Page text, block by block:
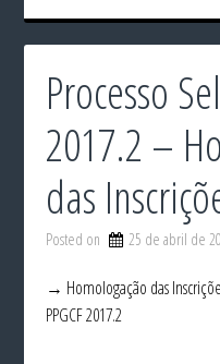
Processo
2017.2 –
das
Posted on 25 de abril de
→ Homologação das
PPGCF 2017.2